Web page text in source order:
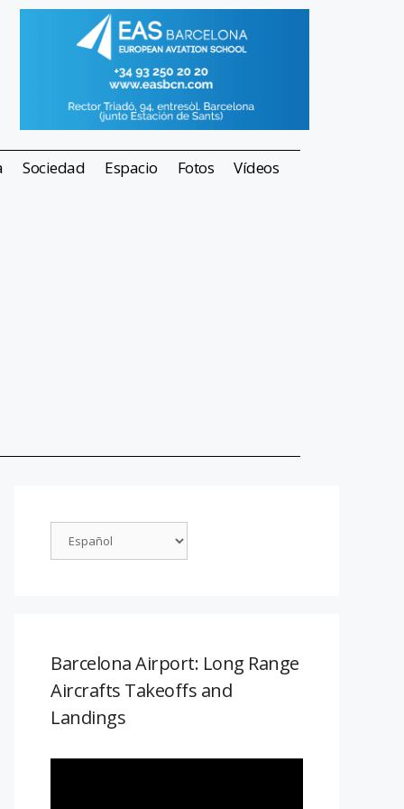
Sociedad Espacio Fotos Vídeos
Barcelona Airport: Long Range
Aircrafts Takeoffs and
Landings